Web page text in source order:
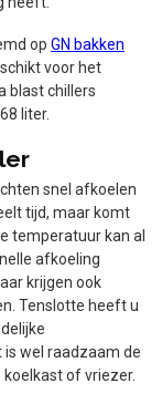
op GN bakken
voor het
blast chillers
liter.
snel afkoelen
tijd, maar komt
temperatuur kan al
afkoeling
krijgen ook
Tenslotte heeft u
is wel raadzaam de
of vriezer.